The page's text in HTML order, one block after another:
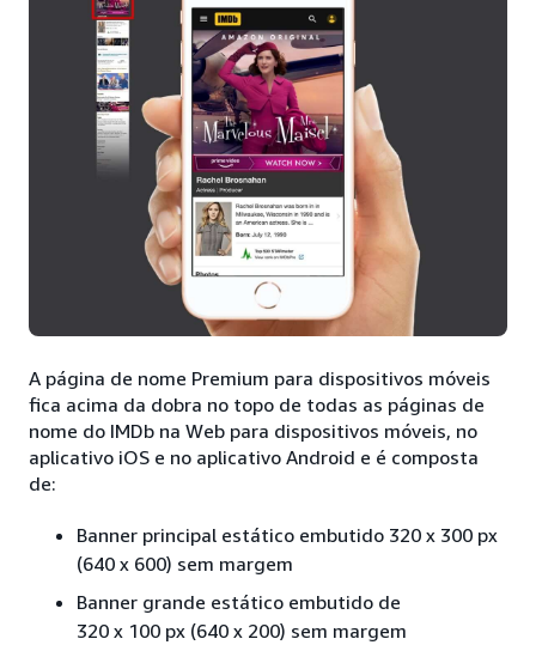
A página de nome Premium para dispositivos móveis
fica acima da dobra no topo de todas as páginas de
nome do IMDb na Web para dispositivos móveis, no
aplicativo iOS e no aplicativo Android e é composta
de:
Banner principal estático embutido 320 x 300 px
(640 x 600) sem margem
Banner grande estático embutido de
320 x 100 px (640 x 200) sem margem